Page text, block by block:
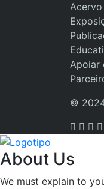
Acervo
Apoiar
© 2024
About Us
We must explain to